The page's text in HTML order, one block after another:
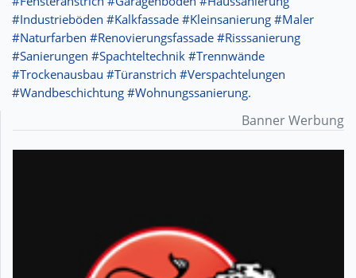
#Industrieböden #Kalkfassade #Kleinsanierung #Maler
#Naturfarben #Renovierungsfassade #Risssanierung
#Sanierungen #Spachteltechnik #Trennwände
#Trockenausbau #Türanstrich #Verspachtelungen
#Wandbeschichtung #Wohnungssanierung.
Banner Werbung